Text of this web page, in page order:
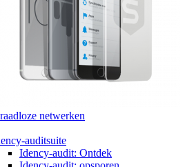
netwerken
auditsuite
Idency-audit: Ontdek